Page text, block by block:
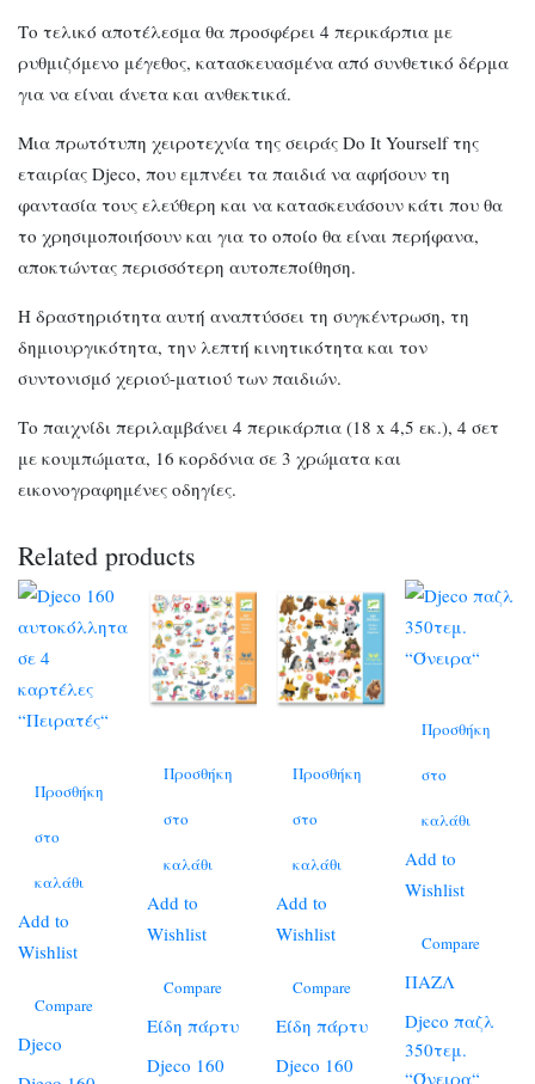
Το τελικό αποτέλεσμα θα προσφέρει 4 περικάρπια με
ρυθμιζόμενο μέγεθος, κατασκευασμένα από συνθετικό δέρμα
για να είναι άνετα και ανθεκτικά.
Μια πρωτότυπη χειροτεχνία της σειράς Do It Yourself της
εταιρίας Djeco, που εμπνέει τα παιδιά να αφήσουν τη
φαντασία τους ελεύθερη και να κατασκευάσουν κάτι που θα
το χρησιμοποιήσουν και για το οποίο θα είναι περήφανα,
αποκτώντας περισσότερη αυτοπεποίθηση.
Η δραστηριότητα αυτή αναπτύσσει τη συγκέντρωση, τη
δημιουργικότητα, την λεπτή κινητικότητα και τον
συντονισμό χεριού-ματιού των παιδιών.
Το παιχνίδι περιλαμβάνει 4 περικάρπια (18 x 4,5 εκ.), 4 σετ
με κουμπώματα, 16 κορδόνια σε 3 χρώματα και
εικονογραφημένες οδηγίες.
Related products
Προσθήκη
στο
καλάθι
Add to
Wishlist
Compare
Djeco
Προσθήκη
στο
καλάθι
Add to
Wishlist
Compare
Είδη πάρτυ
Djeco 160
Προσθήκη
στο
καλάθι
Add to
Wishlist
Compare
Είδη πάρτυ
Djeco 160
Προσθήκη
στο
καλάθι
Add to
Wishlist
Compare
ΠΑΖΛ
Djeco παζλ
350τεμ.
“Όνειρα“